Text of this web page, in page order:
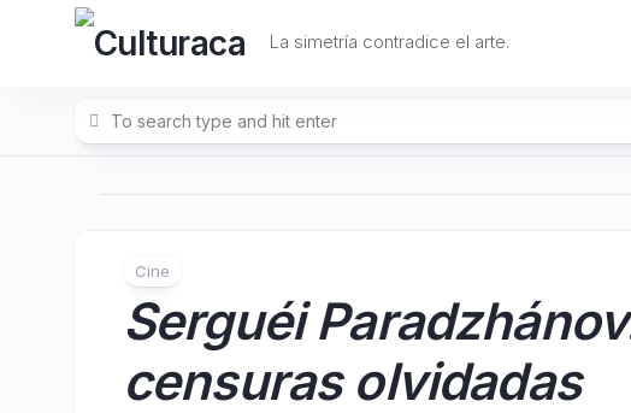
La simetría contradice el arte.
Cine
Serguéi
censuras olvidadas